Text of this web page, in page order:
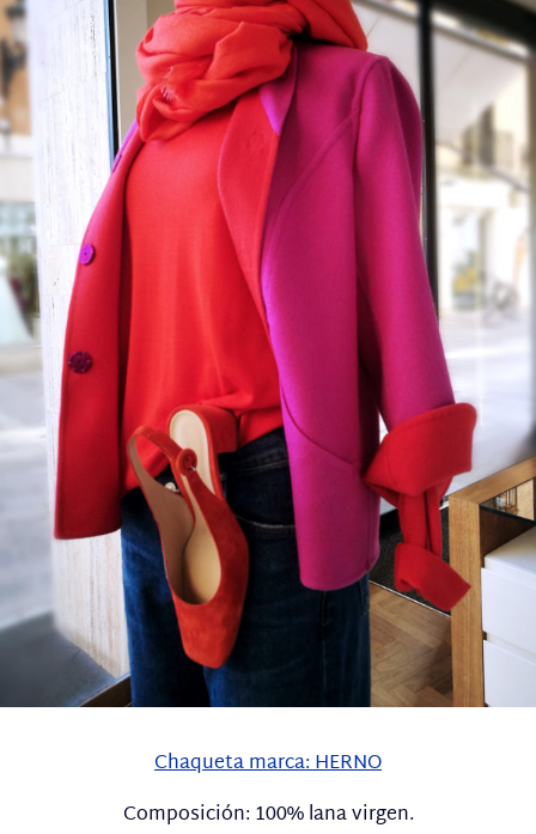
Chaqueta marca: HERNO
Composición: 100% lana virgen.